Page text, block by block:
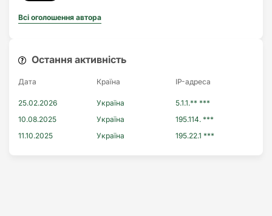
Всі оголошення автора
Остання активність
Дата Країна IP-адреса
25.02.2026 Україна
5.1.1.** ***
10.08.2025
Україна
195.114. ***
11.10.2025
Україна 195.22.1 ***